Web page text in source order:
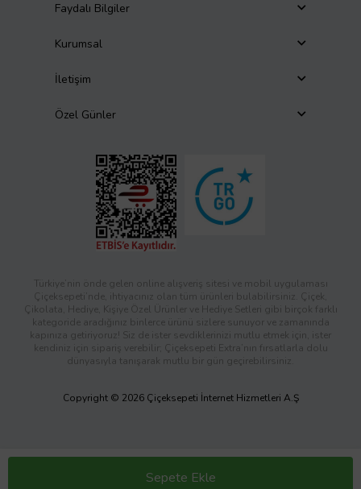
Sepete Ekle
Faydalı Bilgiler
Kurumsal
İletişim
Özel Günler
Türkiye’nin önde gelen online alışveriş sitesi ve mobil uygulaması
Çiçeksepeti’nde, ihtiyacınız olan tüm ürünleri bulabilirsiniz. Çiçek,
Çikolata, Hediye, Kişiye Özel Ürünler ve Hediye Setleri gibi birçok farklı
kategoride aradığınız binlerce ürünü sizlere sunuyor ve zamanında
kapınıza getiriyoruz! Siz de ister sevdiklerinizi mutlu etmek için, ister
kendiniz için sipariş verebilir; Çiçeksepeti Extra’nın fırsatlarla dolu
dünyasıyla tanışarak mutlu bir gün geçirebilirsiniz.
Copyright © 2026 Çiçeksepeti İnternet Hizmetleri A.Ş